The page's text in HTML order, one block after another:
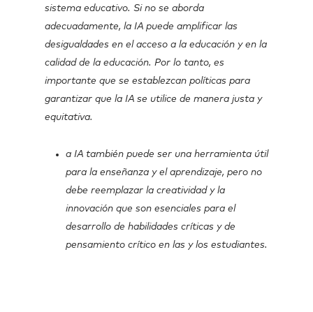
sistema educativo. Si no se aborda
adecuadamente, la IA puede amplificar las
desigualdades en el acceso a la educación y en la
calidad de la educación. Por lo tanto, es
importante que se establezcan políticas para
garantizar que la IA se utilice de manera justa y
equitativa.
a IA también puede ser una herramienta útil
para la enseñanza y el aprendizaje, pero no
debe reemplazar la creatividad y la
innovación que son esenciales para el
desarrollo de habilidades críticas y de
pensamiento crítico en las y los estudiantes.